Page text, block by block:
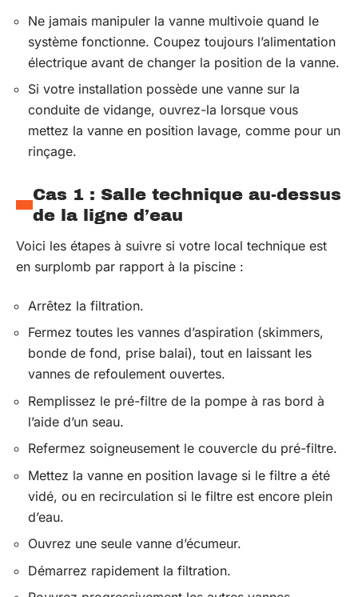
Ne jamais manipuler la vanne multivoie quand le
système fonctionne. Coupez toujours l’alimentation
électrique avant de changer la position de la vanne.
Si votre installation possède une vanne sur la
conduite de vidange, ouvrez-la lorsque vous
mettez la vanne en position lavage, comme pour un
rinçage.
Cas 1 : Salle technique au-dessus
de la ligne d’eau
Voici les étapes à suivre si votre local technique est
en surplomb par rapport à la piscine :
Arrêtez la filtration.
Fermez toutes les vannes d’aspiration (skimmers,
bonde de fond, prise balai), tout en laissant les
vannes de refoulement ouvertes.
Remplissez le pré-filtre de la pompe à ras bord à
l’aide d’un seau.
Refermez soigneusement le couvercle du pré-filtre.
Mettez la vanne en position lavage si le filtre a été
vidé, ou en recirculation si le filtre est encore plein
d’eau.
Ouvrez une seule vanne d’écumeur.
Démarrez rapidement la filtration.